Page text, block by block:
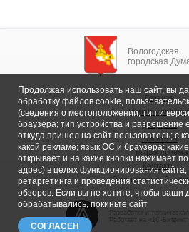
Вологодская
городская
Главная
Общие
Депутаты
Комитеты
График приема
Контакты
Депутатские
1С-
Продолжая использовать наш сайт, вы
обработку файлов cookie,
(сведения о местоположении; тип и
браузера; тип устройства и разрешение
откуда пришел на сайт пользователь; с
какой рекламе; язык ОС и браузера;
открывает и на какие кнопки нажимает
адрес) в целях функционирования
ретаргетинга и проведения
обзоров. Если вы не хотите, чтобы ваши
обрабатывались, покиньте сайт
СОГЛАСЕН